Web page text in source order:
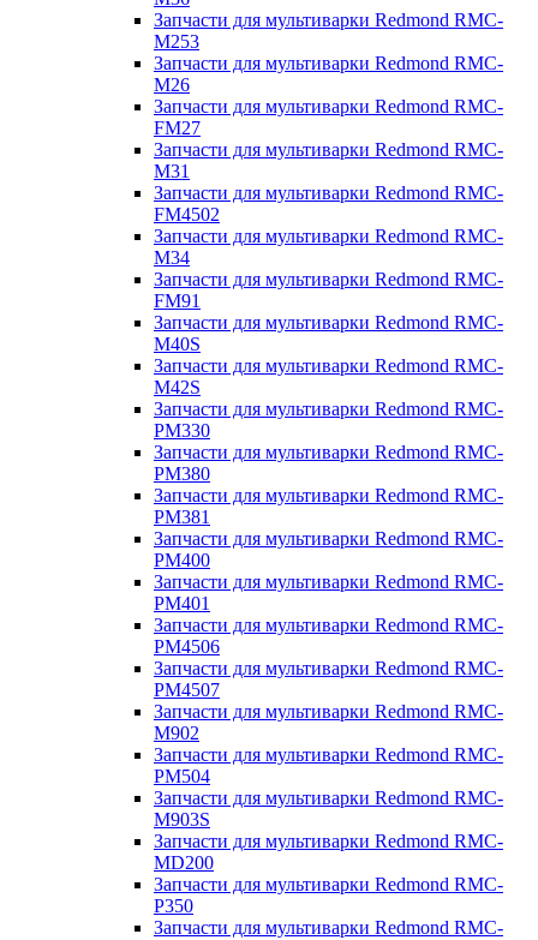
Запчасти для мультиварки Redmond RMC-
M253
Запчасти для мультиварки Redmond RMC-
M26
Запчасти для мультиварки Redmond RMC-
FM27
Запчасти для мультиварки Redmond RMC-
M31
Запчасти для мультиварки Redmond RMC-
FM4502
Запчасти для мультиварки Redmond RMC-
M34
Запчасти для мультиварки Redmond RMC-
FM91
Запчасти для мультиварки Redmond RMC-
M40S
Запчасти для мультиварки Redmond RMC-
M42S
Запчасти для мультиварки Redmond RMC-
PM330
Запчасти для мультиварки Redmond RMC-
PM380
Запчасти для мультиварки Redmond RMC-
PM381
Запчасти для мультиварки Redmond RMC-
PM400
Запчасти для мультиварки Redmond RMC-
PM401
Запчасти для мультиварки Redmond RMC-
PM4506
Запчасти для мультиварки Redmond RMC-
PM4507
Запчасти для мультиварки Redmond RMC-
M902
Запчасти для мультиварки Redmond RMC-
PM504
Запчасти для мультиварки Redmond RMC-
M903S
Запчасти для мультиварки Redmond RMC-
MD200
Запчасти для мультиварки Redmond RMC-
P350
Запчасти для мультиварки Redmond RMC-